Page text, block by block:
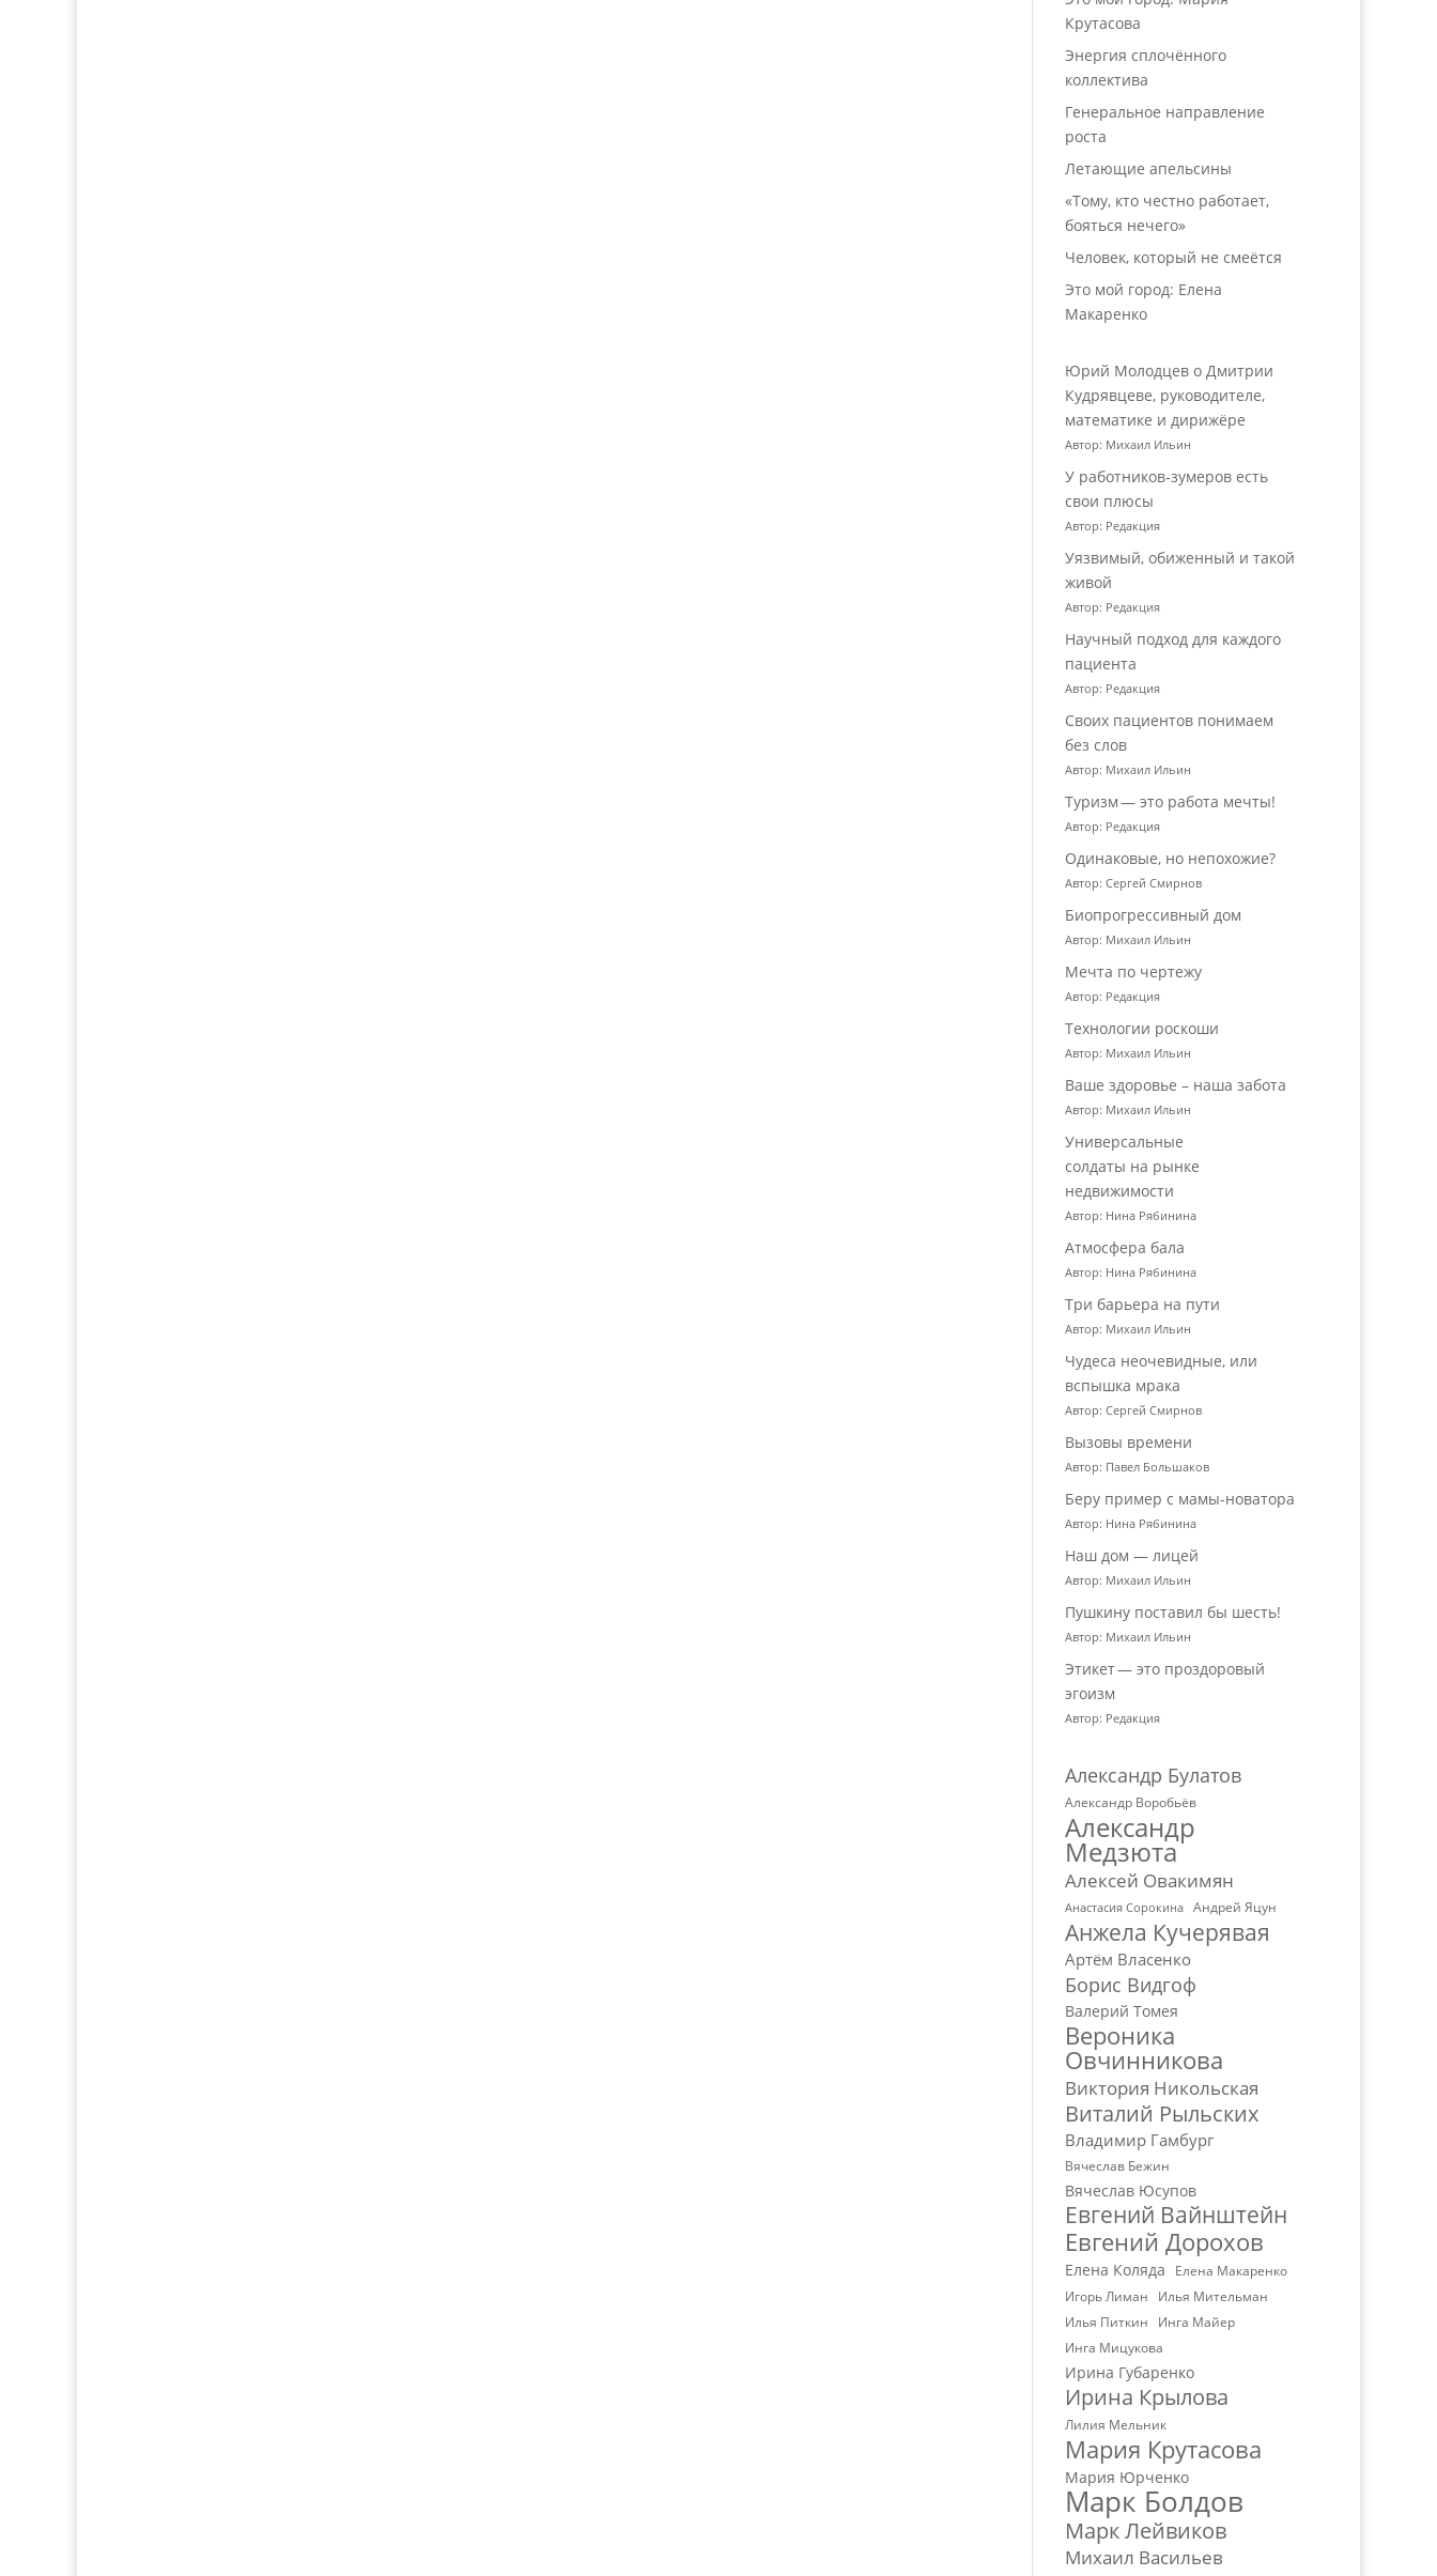
Крутасова
Энергия сплочённого
коллектива
Генеральное направление
роста
Летающие апельсины
«Тому, кто честно работает,
бояться нечего»
Человек, который не смеётся
Это мой город: Елена
Макаренко
Юрий Молодцев о Дмитрии
Кудрявцеве, руководителе,
математике и дирижёре
Автор: Михаил Ильин
У работников‑зумеров есть
свои плюсы
Автор: Редакция
Уязвимый, обиженный и такой
живой
Автор: Редакция
Научный подход для каждого
пациента
Автор: Редакция
Своих пациентов понимаем
без слов
Автор: Михаил Ильин
Туризм — это работа мечты!
Автор: Редакция
Одинаковые, но непохожие?
Автор: Сергей Смирнов
Биопрогрессивный дом
Автор: Михаил Ильин
Мечта по чертежу
Автор: Редакция
Технологии роскоши
Автор: Михаил Ильин
Ваше здоровье – наша забота
Автор: Михаил Ильин
Универсальные
солдаты на рынке
недвижимости
Автор: Нина Рябинина
Атмосфера бала
Автор: Нина Рябинина
Три барьера на пути
Автор: Михаил Ильин
Чудеса неочевидные, или
вспышка мрака
Автор: Сергей Смирнов
Вызовы времени
Автор: Павел Большаков
Беру пример с мамы-новатора
Автор: Нина Рябинина
Наш дом — лицей
Автор: Михаил Ильин
Пушкину поставил бы шесть!
Автор: Михаил Ильин
Этикет — это проздоровый
эгоизм
Автор: Редакция
Александр Булатов
Александр Воробьёв
Александр
Медзюта
Алексей Овакимян
Анастасия Сорокина Андрей Яцун
Анжела Кучерявая
Артём Власенко
Борис Видгоф
Валерий Томея
Вероника
Овчинникова
Виктория Никольская
Виталий Рыльских
Владимир Гамбург
Вячеслав Бежин
Вячеслав Юсупов
Евгений Вайнштейн
Евгений Дорохов
Елена Коляда
Елена Макаренко
Игорь Лиман
Илья Мительман
Илья Питкин
Инга Майер
Инга Мицукова
Ирина Губаренко
Ирина Крылова
Лилия Мельник
Мария Крутасова
Мария Юрченко
Марк Болдов
Марк Лейвиков
Михаил Васильев